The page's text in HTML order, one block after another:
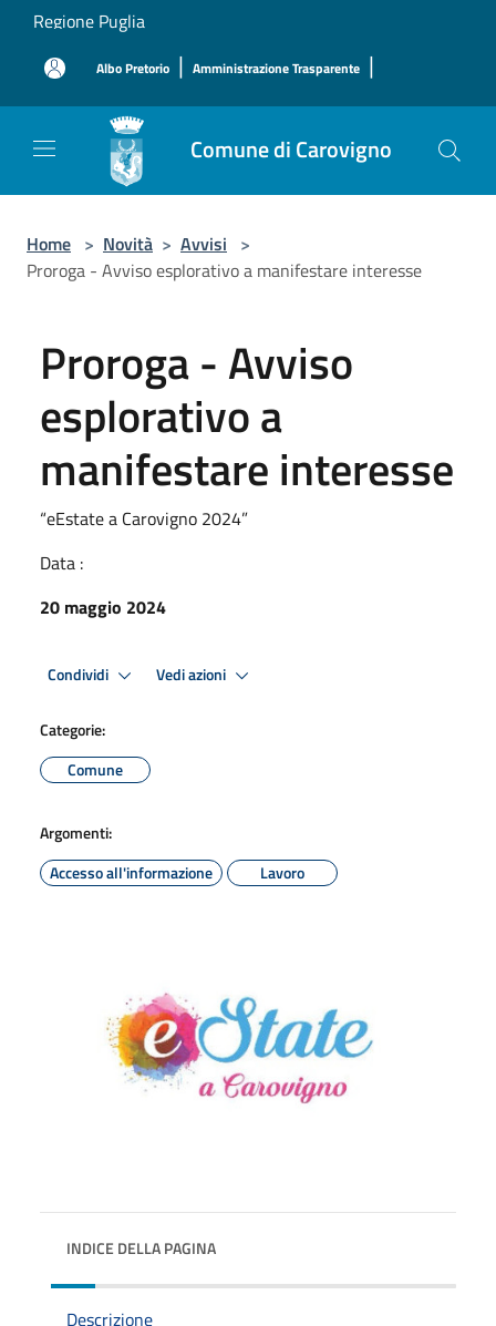
Salta al contenuto principale
Regione Puglia
Albo Pretorio | Amministrazione Trasparente |
Comune di Carovigno
Home > Novità > Avvisi >
Proroga - Avviso esplorativo a manifestare interesse
Proroga - Avviso
esplorativo a
manifestare interesse
“eEstate a Carovigno 2024”
Data :
20 maggio 2024
Condividi Vedi azioni
Categorie:
Comune
Argomenti:
Accesso all'informazione
Lavoro
INDICE DELLA PAGINA
Descrizione